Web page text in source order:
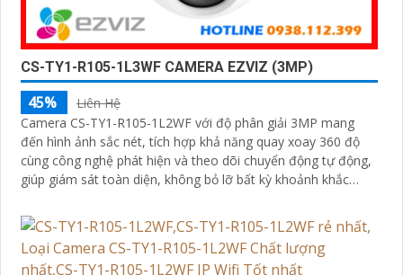
CS-TY1-R105-1L3WF CAMERA EZVIZ (3MP)
45%
Liên Hệ
Camera CS-TY1-R105-1L2WF với độ phân giải 3MP mang
đến hình ảnh sắc nét, tích hợp khả năng quay xoay 360 độ
cùng công nghệ phát hiện và theo dõi chuyển động tự động,
giúp giám sát toàn diện, không bỏ lỡ bất kỳ khoảnh khắc
ngoại lên đến 10m và khe cắm thẻ nhớ dung lượng 512GB,
đây chính là camera tối ưu với mức giá vô cùng hấp dẫn